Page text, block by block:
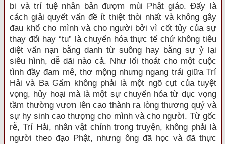
bi và trí tuệ nhân bản đượm mùi Phật giáo. Đấy là
cách giải quyết vấn đề ít thiệt thòi nhất và không gây
đau khổ cho mình và cho người bởi vì cốt tủy của sự
thay đổi hay “tu” là chuyển hóa thực tế chứ không tiêu
diệt vấn nạn bằng danh từ suông hay bằng sự ỷ lại
siêu hình, dễ dãi nào cả. Như lối thoát cho một cuộc
tình đầy đam mê, thơ mộng nhưng ngang trái giữa Trí
Hải và Ba Gấm không phải là một ngõ cụt của tuyệt
vọng, hủy hoại mà là một sự chuyển hóa từ dục vọng
tầm thường vươn lên cao thành ra lòng thương quý và
sự hy sinh cao thượng cho mình và cho người. Từ gốc
rễ, Trí Hải, nhân vật chính trong truyện, không phải là
người theo đạo Phật, nhưng ông đã học và đã thực